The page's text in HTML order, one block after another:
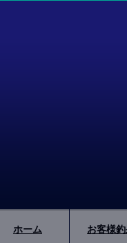
ホーム お客様